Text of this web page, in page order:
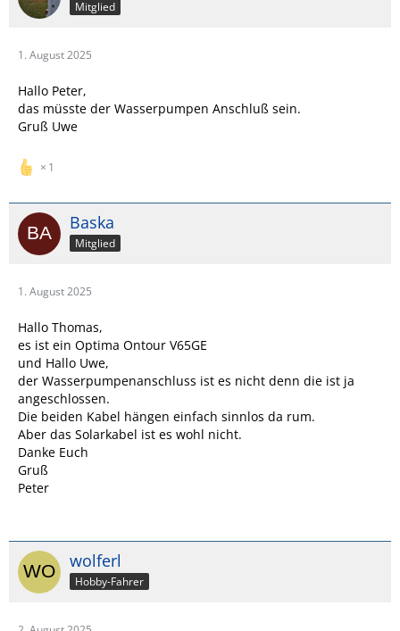
Mitglied
1. August 2025
Hallo Peter,
das müsste der Wasserpumpen Anschluß sein.
Gruß Uwe
1
Baska
Mitglied
1. August 2025
Hallo Thomas,
es ist ein Optima Ontour V65GE
und Hallo Uwe,
der Wasserpumpenanschluss ist es nicht denn die ist ja
angeschlossen.
Die beiden Kabel hängen einfach sinnlos da rum.
Aber das Solarkabel ist es wohl nicht.
Danke Euch
Gruß
Peter
wolferl
Hobby-Fahrer